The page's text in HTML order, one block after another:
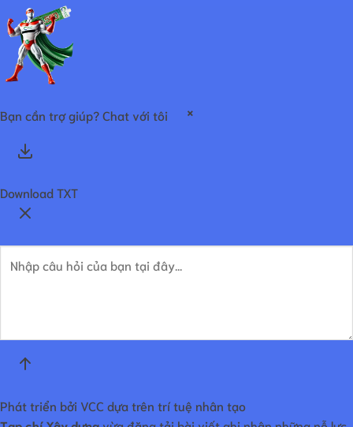
Bạn cần trợ giúp? Chat với tôi ×
Download TXT
Phát triển bởi VCC dựa trên trí tuệ nhân tạo